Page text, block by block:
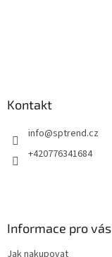
Kontakt
info@sptrend.cz
+420776341684
Informace pro vás
Jak nakupovat